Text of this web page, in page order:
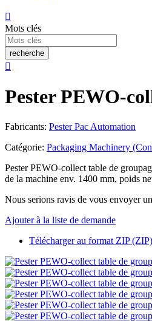

Mots clés
recherche

Pester PEWO-
Fabricants: Pester Pac Automation
Catégorie: Packaging Machinery
Pester PEWO-collect table de
de la machine env. 1400 mm, poids
Nous serions ravis de vous envoyer
Ajouter à la liste de demande
Télécharger au format ZIP (ZIP)